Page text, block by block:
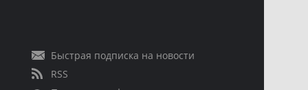
Быстрая подписка на новости
RSS